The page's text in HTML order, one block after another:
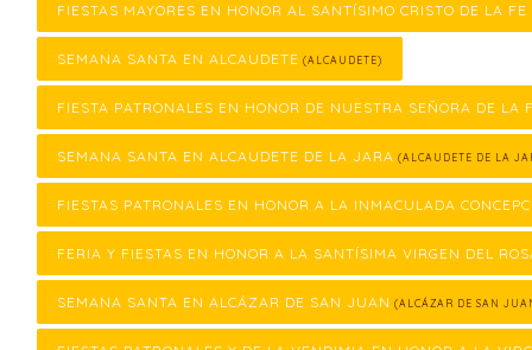
FIESTAS MAYORES EN HONOR AL SANTÍSIMO CRISTO DE LA FE
SEMANA SANTA EN ALCAUDETE (ALCAUDETE)
FIESTA PATRONALES EN HONOR DE NUESTRA SEÑORA DE LA
SEMANA SANTA EN ALCAUDETE DE LA JARA (ALCAUDETE DE LA
FIESTAS PATRONALES EN HONOR A LA INMACULADA
FERIA Y FIESTAS EN HONOR A LA SANTÍSIMA VIRGEN DEL
SEMANA SANTA EN ALCÁZAR DE SAN JUAN (ALCÁZAR DE SAN